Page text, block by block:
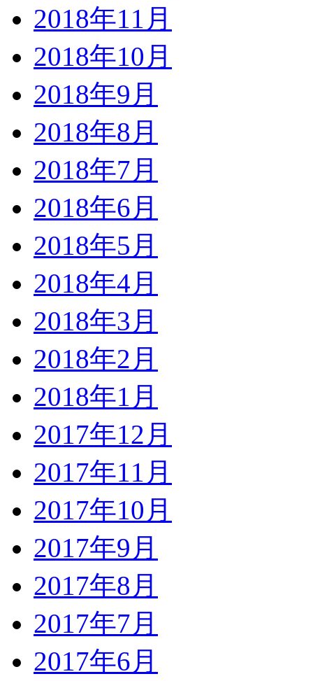
2018年11月
2018年10月
2018年9月
2018年8月
2018年7月
2018年6月
2018年5月
2018年4月
2018年3月
2018年2月
2018年1月
2017年12月
2017年11月
2017年10月
2017年9月
2017年8月
2017年7月
2017年6月